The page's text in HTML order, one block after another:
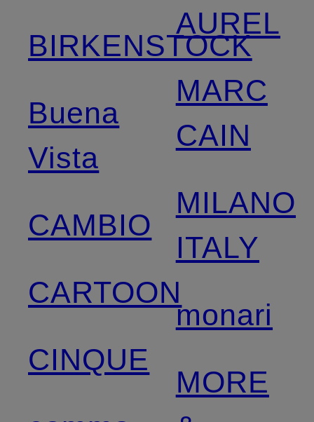
BIRKENSTOCK
Buena
Vista
CAMBIO
CARTOON
CINQUE
AUREL
MARC
CAIN
MILANO
ITALY
monari
MORE